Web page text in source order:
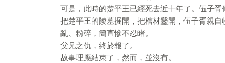
可是，此時的楚平王已經死去近十年了。伍子
把楚平王的陵墓掘開，把棺材鑿開，伍子胥親
亂、粉碎，簡直慘不忍睹。
父兄之仇，終於報了。
故事理應結束了，然而，並沒有。